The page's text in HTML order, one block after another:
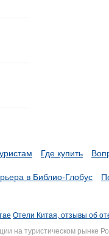
Где купить
в Библио-Глобус
Отели Китая, отзывы об
на туристическом рынке